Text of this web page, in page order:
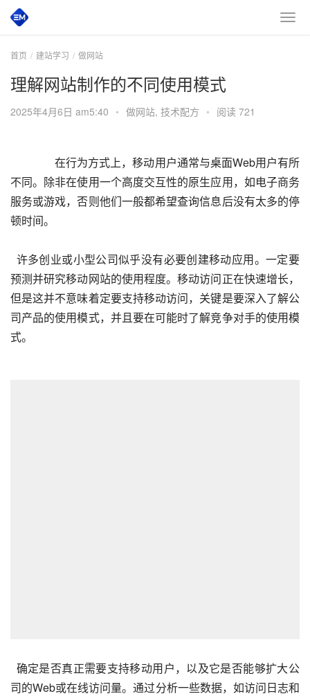
首页 建站学习 做网站
理解网站制作的不同使用模式
2025年4月6日 am5:40 • 做网站, 技术配方 • 阅读 721
不同。除非在使用一个高度交互性的原生应用，如电子商务
服务或游戏，否则他们一般都希望查询信息后没有太多的停
顿时间。
预测并研究移动网站的使用程度。移动访问正在快速增长，
但是这并不意味着定要支持移动访问，关键是要深入了解公
司产品的使用模式，并且要在可能时了解竞争对手的使用模
式。
司的Web或在线访问量。通过分析一些数据，如访问日志和